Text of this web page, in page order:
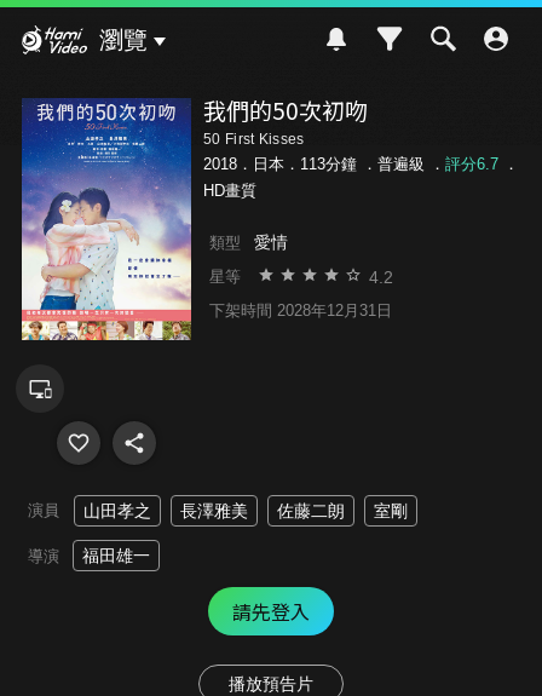
瀏覽
我們的50次初吻
50 First Kisses
2018．日本．113分鐘 ． 普遍級 ． 評分6.7．
HD畫質
類型 愛情
星等 4.2
下架時間 2028年12月31日
演員 山田孝之 長澤雅美 佐藤二朗 室剛
導演 福田雄一
請先登入
播放預告片